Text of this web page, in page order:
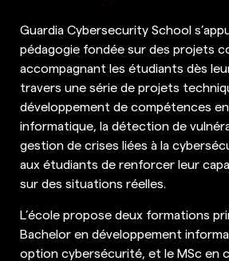
Guardia Cybersecurity School
pédagogie fondée sur des projets
accompagnant les étudiants dès
travers une série de projets
développement de compétences
informatique, la détection de
gestion de crises liées à la
aux étudiants de renforcer leur
sur des situations réelles.
L’école propose deux formations
Bachelor en développement
option cybersécurité, et le MSc en